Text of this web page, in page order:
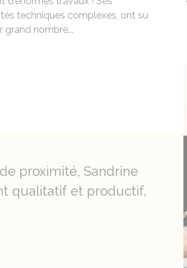
techniques complexes, ont su
grand nombre...
proximité, Sandrine
qualitatif et productif,